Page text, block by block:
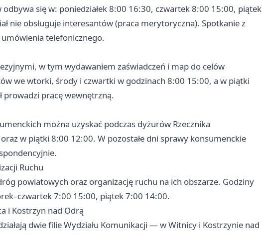
się w: poniedziałek 8:00 16:30, czwartek 8:00 15:00, piątek
nie obsługuje interesantów (praca merytoryczna). Spotkanie z
telefonicznego.
w tym wydawaniem zaświadczeń i map do celów
we wtorki, środy i czwartki w godzinach 8:00 15:00, a w piątki
prowadzi pracę wewnętrzną.
można uzyskać podczas dyżurów Rzecznika
w piątki 8:00 12:00. W pozostałe dni sprawy konsumenckie
Ruchu
powiatowych oraz organizację ruchu na ich obszarze. Godziny
7:00 15:00, piątek 7:00 14:00.
i Kostrzyn nad Odrą
dwie filie Wydziału Komunikacji — w Witnicy i Kostrzynie nad